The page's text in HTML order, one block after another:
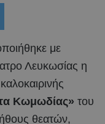
με
Λευκωσίας η
Κωμωδίας» του
θεατών,